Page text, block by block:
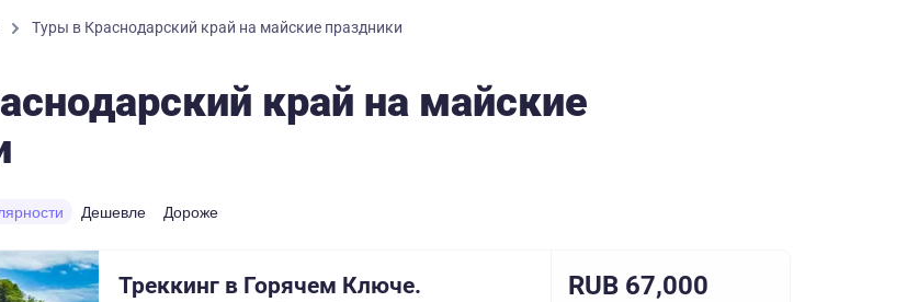
Туры в Краснодарский край на майские праздники
край на майские
Дешевле Дороже
Треккинг в Горячем Ключе.
RUB 67,000